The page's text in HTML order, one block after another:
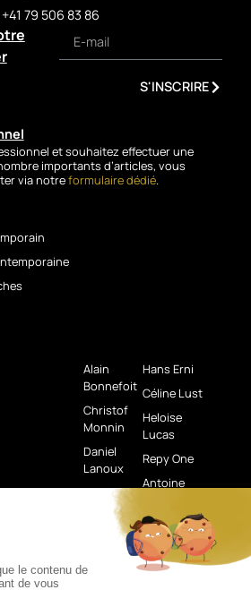
+41 79 506 83 86
S'INSCRIRE
Alain
Bonnefoit
Christof
Monnin
Daniel
Lanoux
Fabien
Novarino
Michaël
Hans Erni
Céline Lust
Heloise
Lucas
Repy One
Antoine
et souhaitez effectuer une
importants d’articles, vous
via notreformulaire dédié.